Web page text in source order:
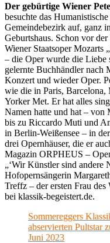
Der gebürtige Wiener
besuchte das
Gemeindebezirk auf, ganz
Geburtshaus. Schon vor
Wiener Staatsoper Mozarts
– die Oper wurde die Liebe
gelernte Buchhändler nach
Konzert und wieder Oper.
wie die in Paris,
Yorker Met. Er hat alles
Namen hatte und hat – von
bis zu Riccardo Muti und
in Berlin-Weißensee – in
drei Opernhäuser, die er
Magazin ORPHEUS –
„‘Wir Künstler sind andere
Hofopernsängerin
Treffz – der ersten Frau
bei klassik-begeistert.de.
Sommereggers
abservierten Pultstar
Juni 2023